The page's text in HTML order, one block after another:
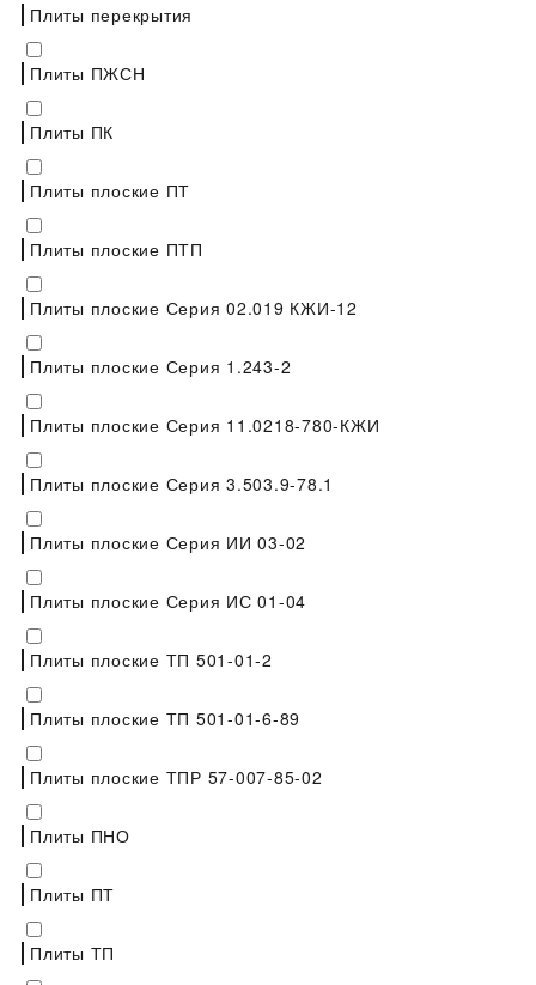
Плиты перекрытия
Плиты ПЖСН
Плиты ПК
Плиты плоские ПТ
Плиты плоские ПТП
Плиты плоские Серия 02.019 КЖИ-12
Плиты плоские Серия 1.243-2
Плиты плоские Серия 11.0218-780-КЖИ
Плиты плоские Серия 3.503.9-78.1
Плиты плоские Серия ИИ 03-02
Плиты плоские Серия ИС 01-04
Плиты плоские ТП 501-01-2
Плиты плоские ТП 501-01-6-89
Плиты плоские ТПР 57-007-85-02
Плиты ПНО
Плиты ПТ
Плиты ТП